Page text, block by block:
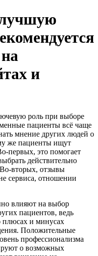
и
роль при выборе
пациенты всё чаще
мнение других людей о
же пациенты ищут
первых, это помогает
действительно
вторых, отзывы
сервиса, отношении
влияют на выбор
пациентов, ведь
плюсах и минусах
Положительные
профессионализма
о возможных